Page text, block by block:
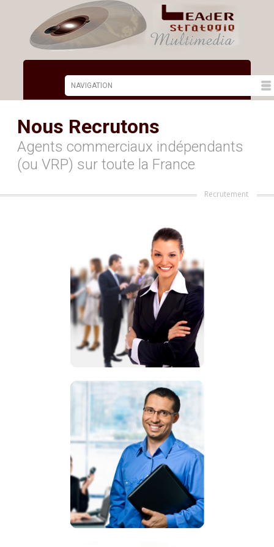
Nous Recrutons
Agents commerciaux indépendants
(ou VRP) sur toute la France
Recrutement